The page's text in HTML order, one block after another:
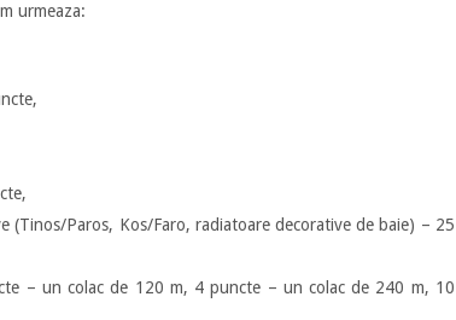
urmeaza:
(Tinos/Paros, Kos/Faro, radiatoare decorative de baie) – 25
– un colac de 120 m, 4 puncte – un colac de 240 m, 10